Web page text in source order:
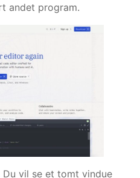
andet program.
vil se et tomt vindue